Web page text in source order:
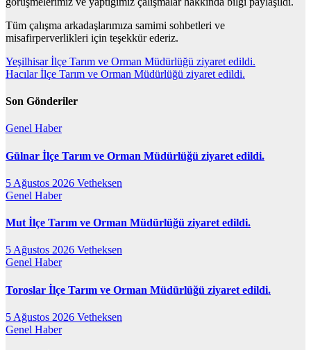
Tüm çalışma arkadaşlarımıza samimi sohbetleri ve
misafirperverlikleri için teşekkür ederiz.
Yazı
gezinmesi
Yeşilhisar İlçe Tarım ve Orman Müdürlüğü ziyaret edildi.
Hacılar İlçe Tarım ve Orman Müdürlüğü ziyaret edildi.
Son Gönderiler
Genel Haber
Gülnar İlçe Tarım ve Orman Müdürlüğü ziyaret edildi.
5 Ağustos 2026 Vetheksen
Genel Haber
Mut İlçe Tarım ve Orman Müdürlüğü ziyaret edildi.
5 Ağustos 2026 Vetheksen
Genel Haber
Toroslar İlçe Tarım ve Orman Müdürlüğü ziyaret edildi.
5 Ağustos 2026 Vetheksen
Genel Haber